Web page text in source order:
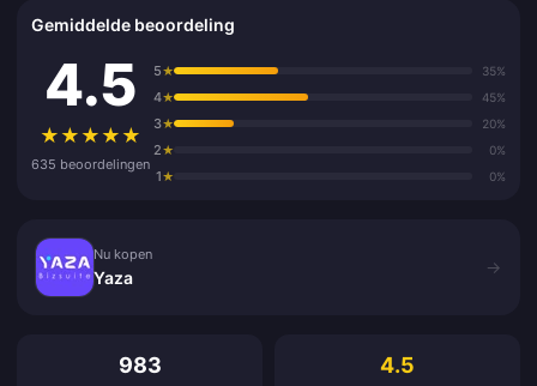
Gemiddelde beoordeling
4.5
★ ★ ★ ★ ★
635 beoordelingen
5★ 35%
4★ 45%
3★ 20%
2★ 0%
1★ 0%
Nu kopen
Yaza
→
983 4.5